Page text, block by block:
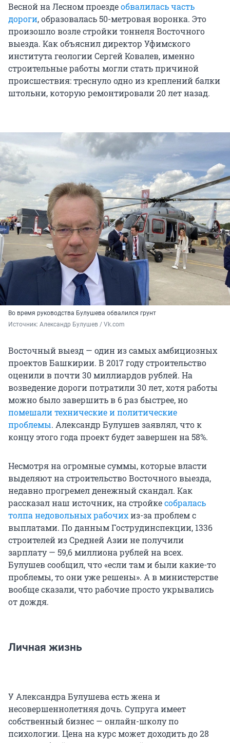
Весной на Лесном проездеобвалилась часть
дороги, образовалась 50-метровая воронка. Это
произошло возле стройки тоннеля Восточного
выезда. Как объяснил директор Уфимского
института геологии Сергей Ковалев, именно
строительные работы могли стать причиной
происшествия: треснуло одно из креплений балки
штольни, которую ремонтировали 20 лет назад.
Во время руководства Булушева обвалился грунт
Источник: Александр Булушев / Vk.com
Восточный выезд — один из самых амбициозных
проектов Башкирии. В 2017 году строительство
оценили в почти 30 миллиардов рублей. На
возведение дороги потратили 30 лет, хотя работы
можно было завершить в 6 раз быстрее, но
помешали технические и политические
проблемы. Александр Булушев заявлял, что к
концу этого года проект будет завершен на 58%.
Несмотря на огромные суммы, которые власти
выделяют на строительство Восточного выезда,
недавно прогремел денежный скандал. Как
рассказал наш источник, на стройкесобралась
толпа недовольных рабочихиз-за проблем с
выплатами. По данным Гострудинспекции, 1336
строителей из Средней Азии не получили
зарплату — 59,6 миллиона рублей на всех.
Булушев сообщил, что «если там и были какие-то
проблемы, то они уже решены». А в министерстве
вообще сказали, что рабочие просто укрывались
от дождя.
Личная жизнь
У Александра Булушева есть жена и
несовершеннолетняя дочь. Супруга имеет
собственный бизнес — онлайн-школу по
психологии. Цена на курс может доходить до 28